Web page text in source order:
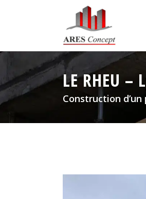
LE RHEU
Construction